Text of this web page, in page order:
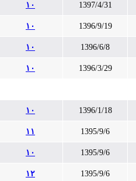
1397/4/31 ۱۰
1396/9/19 ۱۰
1396/6/8 ۱۰
1396/3/29 ۱۰
1396/1/18 ۱۰
1395/9/6 ۱۱
1395/9/6 ۱۰
1395/9/6 ۱۲